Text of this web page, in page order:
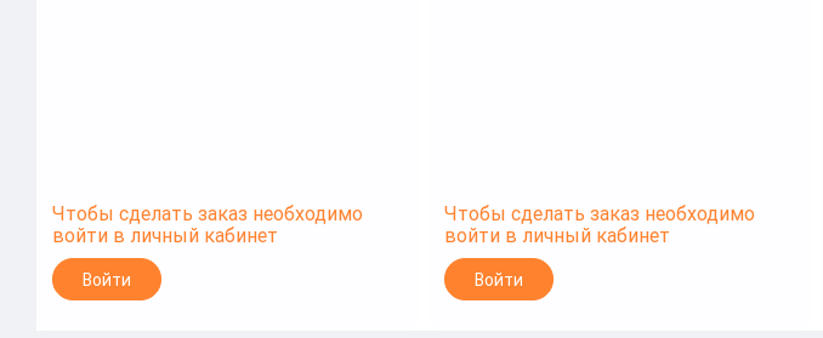
Чтобы сделать заказ необходимо
войти в личный кабинет
Войти
Чтобы сделать заказ необходимо
войти в личный кабинет
Войти